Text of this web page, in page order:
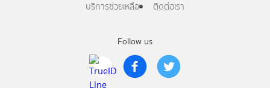
Follow us
บริการช่วยเหลือ
ติดต่อเรา